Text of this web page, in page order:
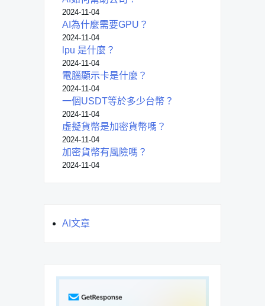
2024-11-04
AI為什麼需要GPU？
2024-11-04
lpu 是什麼？
2024-11-04
電腦顯示卡是什麼？
2024-11-04
一個USDT等於多少台幣？
2024-11-04
虛擬貨幣是加密貨幣嗎？
2024-11-04
加密貨幣有風險嗎？
2024-11-04
AI文章